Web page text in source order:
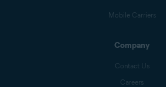
Mobile Carriers
Company
Contact Us
Careers